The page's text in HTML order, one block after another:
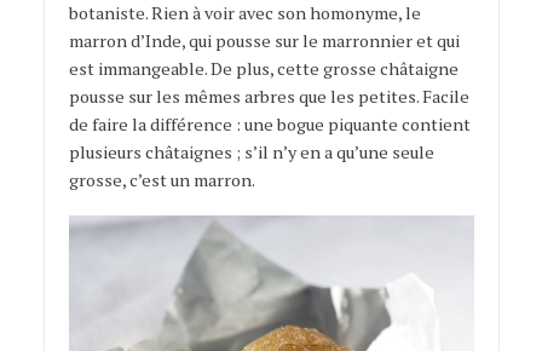
botaniste. Rien à voir avec son homonyme, le
marron d’Inde, qui pousse sur le marronnier et qui
est immangeable. De plus, cette grosse châtaigne
pousse sur les mêmes arbres que les petites. Facile
de faire la différence : une bogue piquante contient
plusieurs châtaignes ; s’il n’y en a qu’une seule
grosse, c’est un marron.